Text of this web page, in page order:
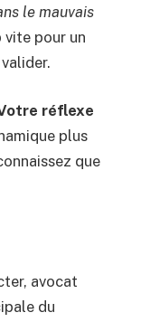
le mauvais
pour un
réflexe
plus
que
avocat
du